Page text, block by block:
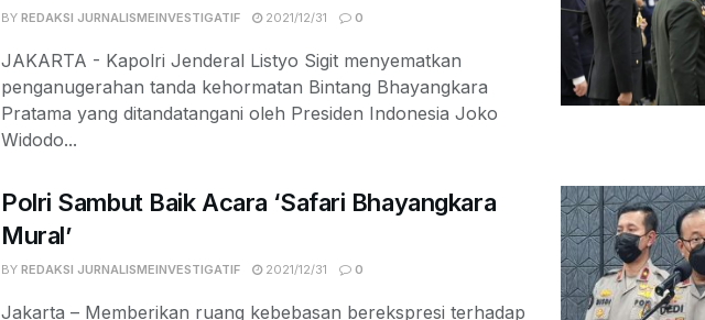
BY REDAKSI JURNALISMEINVESTIGATIF 2021/12/31 0
JAKARTA - Kapolri Jenderal Listyo Sigit menyematkan
penganugerahan tanda kehormatan Bintang Bhayangkara
Pratama yang ditandatangani oleh Presiden Indonesia Joko
Widodo...
Polri Sambut Baik Acara ‘Safari Bhayangkara
Mural’
BY REDAKSI JURNALISMEINVESTIGATIF 2021/12/31 0
Jakarta – Memberikan ruang kebebasan berekspresi terhadap